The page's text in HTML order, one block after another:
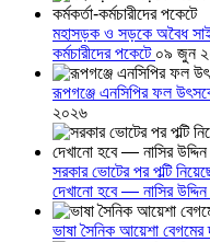
মহাসড়ক ও সড়কে অবৈধ
কর্মচারীদের পকেটে ০৯ জুন
রূপগঞ্জে এনসিপির ফল
২০২৬
সরকার ভোটের পর পল্টি
দেখানো হবে — নাসির উদ্দিন
ভাষা সৈনিক আয়েশা